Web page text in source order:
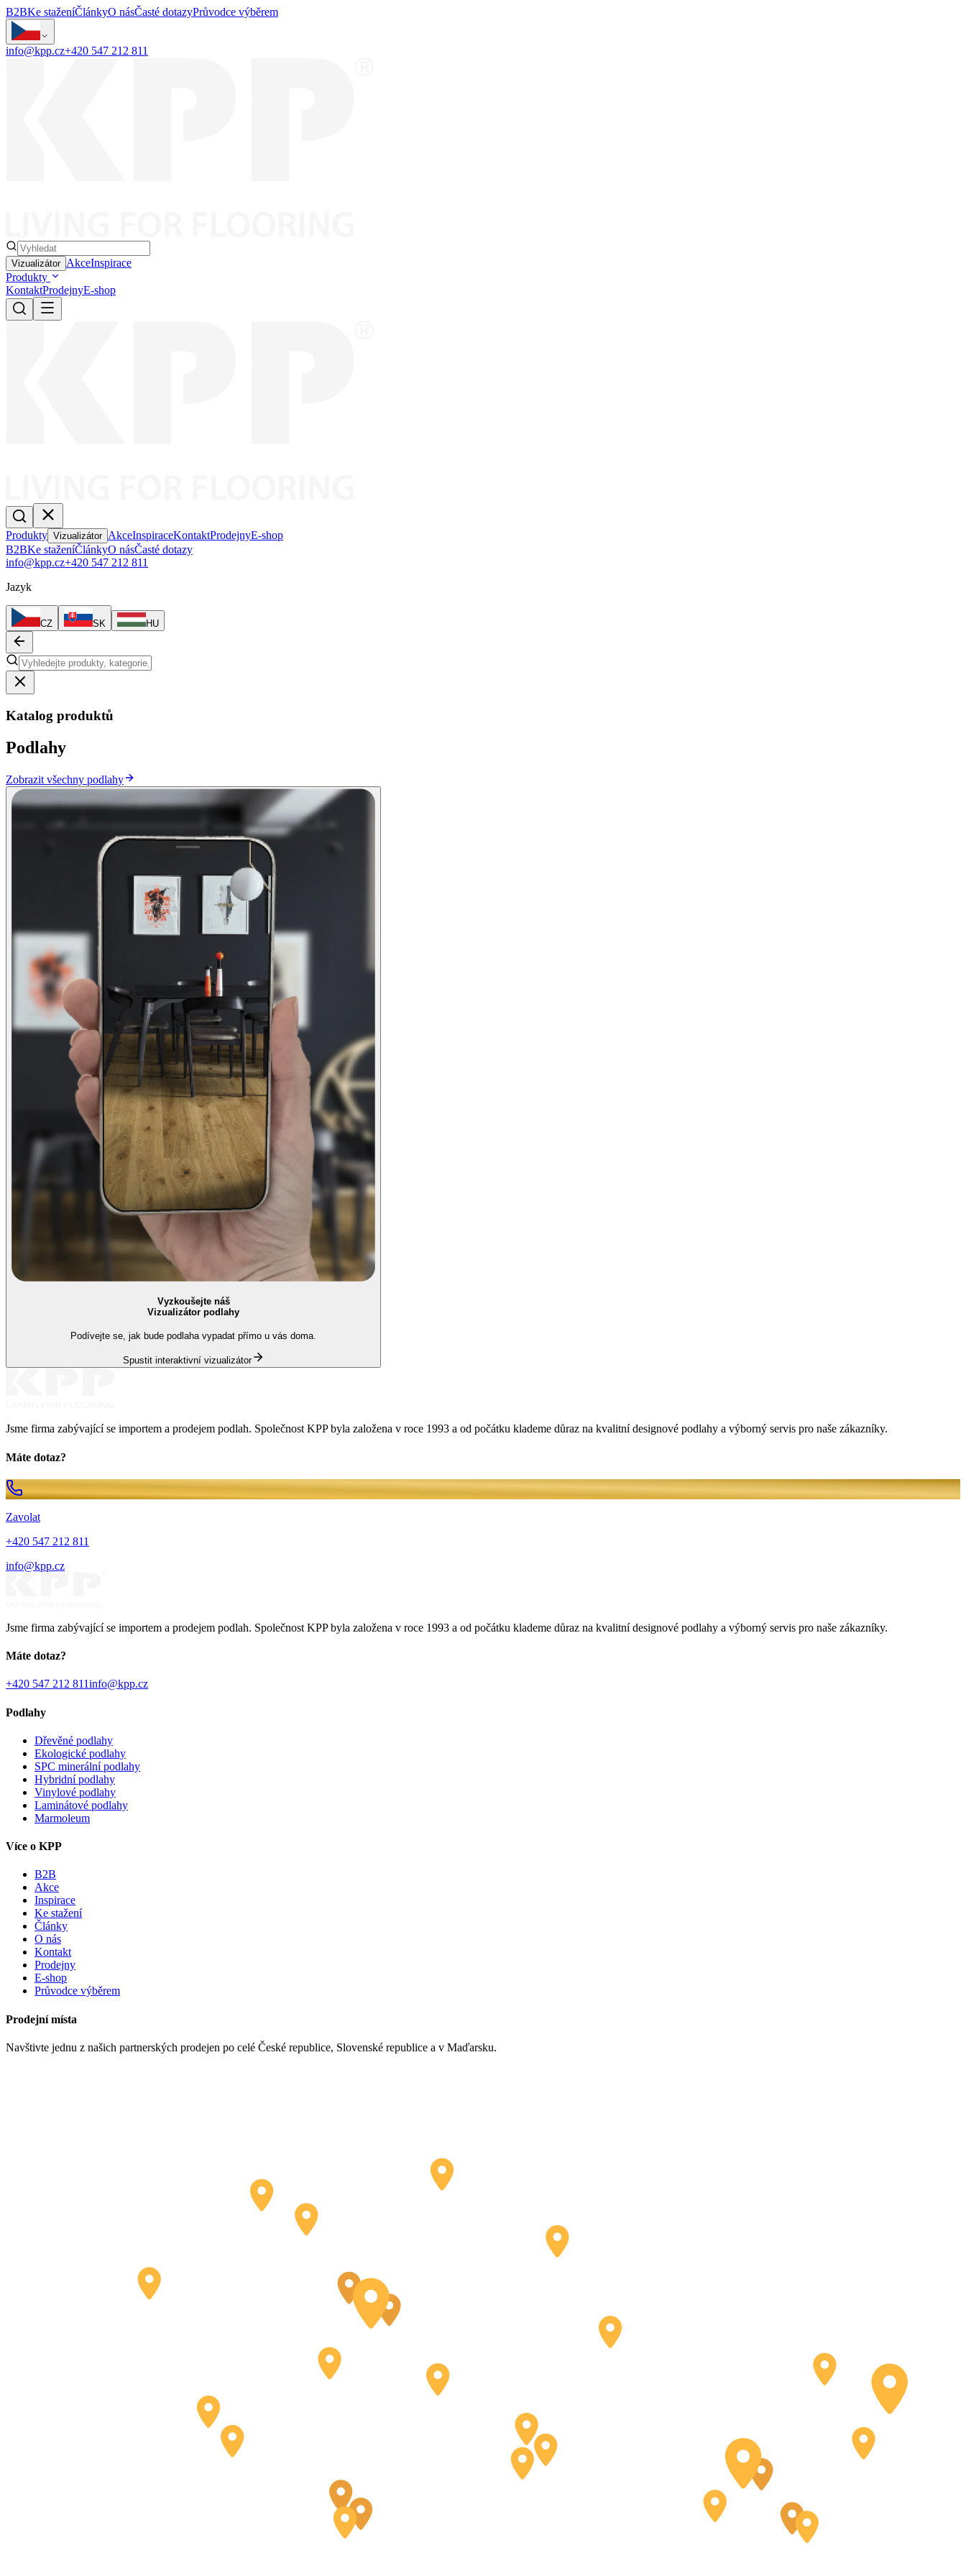
B2BKe staženíČlánkyO násČasté dotazyPrůvodce výběrem
info@kpp.cz+420 547 212 811
Vizualizátor AkceInspirace
Produkty
KontaktProdejnyE-shop
Produkty Vizualizátor AkceInspiraceKontaktProdejnyE-shop
B2BKe staženíČlánkyO násČasté dotazy
info@kpp.cz+420 547 212 811
Jazyk
CZ SK HU
Katalog produktů
Podlahy
Zobrazit všechny podlahy
Vyzkoušejte náš
Vizualizátor podlahy
Podívejte se, jak bude podlaha vypadat přímo u vás doma.
Spustit interaktivní vizualizátor
Jsme firma zabývající se importem a prodejem podlah. Společnost KPP byla založena v roce 1993 a od počátku klademe důraz na kvalitní designové podlahy a výborný servis pro naše zákazníky.
Máte dotaz?
Zavolat
+420 547 212 811
info@kpp.cz
Jsme firma zabývající se importem a prodejem podlah. Společnost KPP byla založena v roce 1993 a od počátku klademe důraz na kvalitní designové podlahy a výborný servis pro naše zákazníky.
Máte dotaz?
+420 547 212 811info@kpp.cz
Podlahy
Dřevěné podlahy
Ekologické podlahy
SPC minerální podlahy
Hybridní podlahy
Vinylové podlahy
Laminátové podlahy
Marmoleum
Více o KPP
B2B
Akce
Inspirace
Ke stažení
Články
O nás
Kontakt
Prodejny
E-shop
Průvodce výběrem
Prodejní místa
Navštivte jednu z našich partnerských prodejen po celé České republice, Slovenské republice a v Maďarsku.